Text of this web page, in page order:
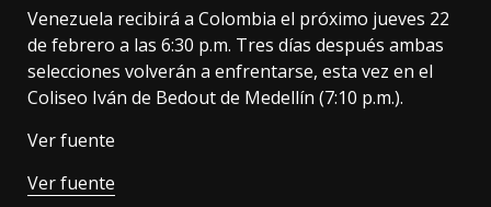
Venezuela recibirá a Colombia el próximo jueves 22
de febrero a las 6:30 p.m. Tres días después ambas
selecciones volverán a enfrentarse, esta vez en el
Coliseo Iván de Bedout de Medellín (7:10 p.m.).
Ver fuente
Ver fuente